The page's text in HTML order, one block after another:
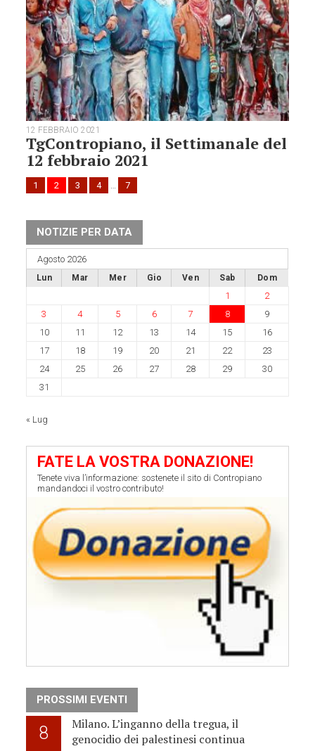
12 FEBBRAIO 2021
TgContropiano, il Settimanale del
12 febbraio 2021
1 2 3 4 … 7
NOTIZIE PER DATA
Agosto 2026
Lun Mar Mer Gio Ven Sab Dom
1
2
3
4 5 6 7 8
9
10
11 12 13 14 15
16
17
18 19 20 21 22
23
24
25 26 27 28 29
30
31
« Lug
FATE LA VOSTRA DONAZIONE!
Tenete viva l’informazione: sostenete il sito di Contropiano
mandandoci il vostro contributo!
PROSSIMI EVENTI
8
Milano. L’inganno della tregua, il
genocidio dei palestinesi continua